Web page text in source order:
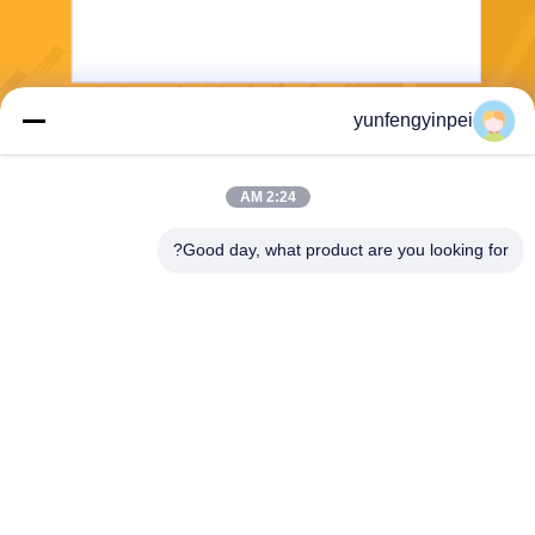
yunfengyinpei
2:24 AM
Good day, what product are you looking for?